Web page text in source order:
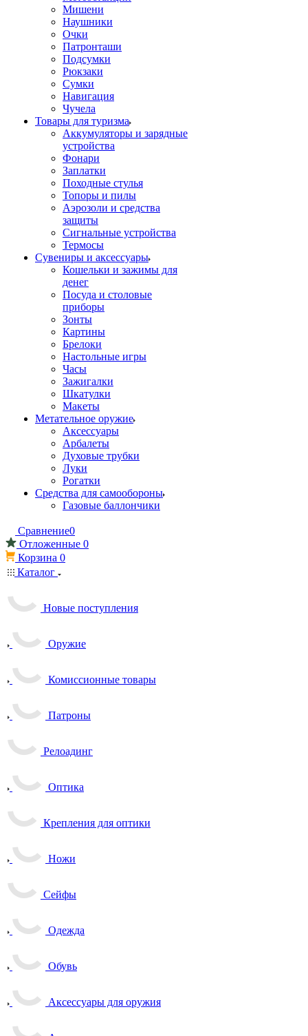
Мишени
Наушники
Очки
Патронташи
Подсумки
Рюкзаки
Сумки
Навигация
Чучела
Товары для туризма
Аккумуляторы и зарядные
устройства
Фонари
Заплатки
Походные стулья
Топоры и пилы
Аэрозоли и средства
защиты
Сигнальные устройства
Термосы
Сувениры и аксессуары
Кошельки и зажимы для
денег
Посуда и столовые
приборы
Зонты
Картины
Брелоки
Настольные игры
Часы
Зажигалки
Шкатулки
Макеты
Метательное оружие
Аксессуары
Арбалеты
Духовые трубки
Луки
Рогатки
Средства для самообороны
Газовые баллончики
Сравнение0
Отложенные 0
Корзина 0
Каталог
Новые поступления
Оружие
Комиссионные товары
Патроны
Релоадинг
Оптика
Крепления для оптики
Ножи
Сейфы
Одежда
Обувь
Аксессуары для оружия